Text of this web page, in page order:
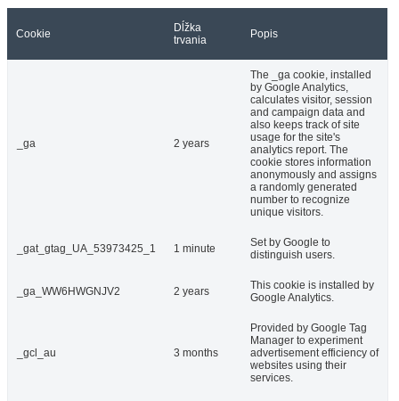
Cookie
Dĺžka
trvania
Popis
_ga 2 years
The _ga cookie, installed
by Google Analytics,
calculates visitor, session
and campaign data and
also keeps track of site
usage for the site's
analytics report. The
cookie stores information
anonymously and assigns
a randomly generated
number to recognize
unique visitors.
_gat_gtag_UA_53973425_1 1 minute
Set by Google to
distinguish users.
_ga_WW6HWGNJV2 2 years
This cookie is installed by
Google Analytics.
_gcl_au 3 months
Provided by Google Tag
Manager to experiment
advertisement efficiency of
websites using their
services.